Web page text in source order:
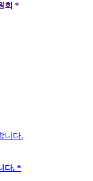
회 *
다. *